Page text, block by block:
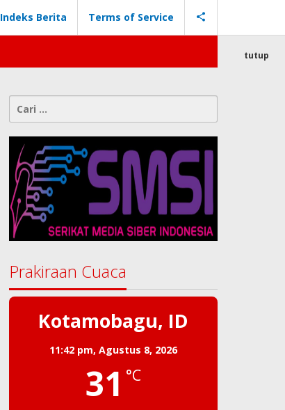
Indeks Berita Terms of Service
tutup
Cari
untuk:
Prakiraan Cuaca
Kotamobagu, ID
11:42 pm,Agustus 8, 2026
31 °C